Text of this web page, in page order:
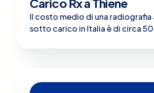
Il costo medio di una radiografia
sotto carico in Italia è di circa